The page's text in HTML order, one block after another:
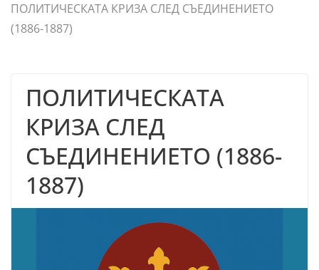
ПОЛИТИЧЕСКАТА КРИЗА СЛЕД СЪЕДИНЕНИЕТО
(1886-1887)
ПОЛИТИЧЕСКАТА
КРИЗА СЛЕД
СЪЕДИНЕНИЕТО (1886-
1887)